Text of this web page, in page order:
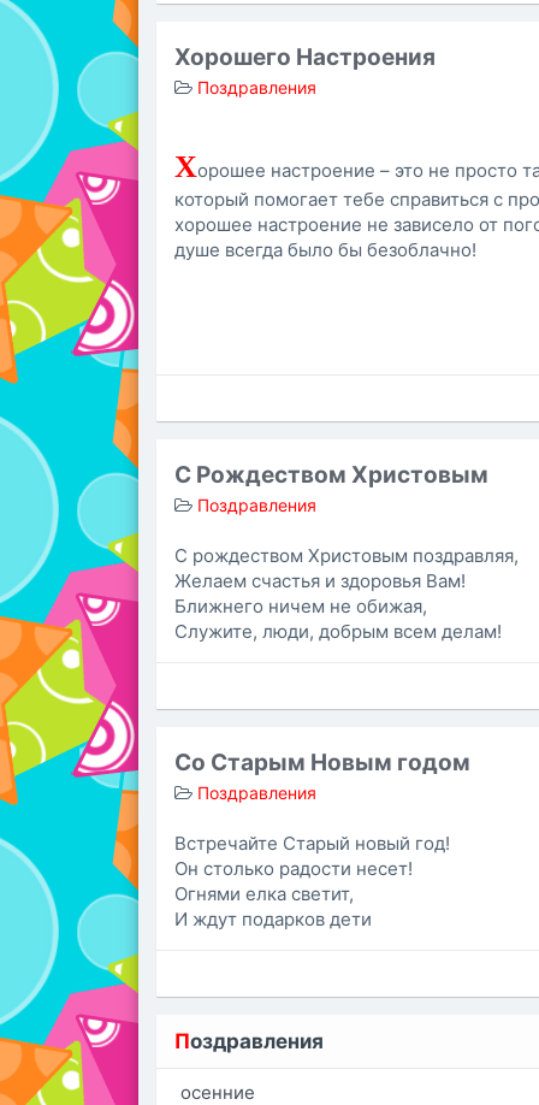
Хорошего Настроения
Поздравления
Хорошее настроение – это не просто
который помогает тебе справиться с
хорошее настроение не зависело от
душе всегда было бы безоблачно!
С Рождеством Христовым
Поздравления
С рождеством Христовым поздравляя,
Желаем счастья и здоровья Вам!
Ближнего ничем не обижая,
Служите, люди, добрым всем делам!
Со Старым Новым годом
Поздравления
Встречайте Старый новый год!
Он столько радости несет!
Огнями елка светит,
И ждут подарков дети
Поздравления
осенние